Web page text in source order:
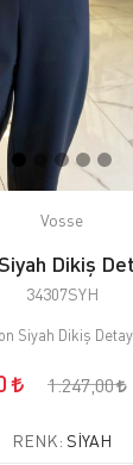
Vosse
Dikiş
34307SYH
Siyah Dikiş
1.247,00
RENK: SİYAH